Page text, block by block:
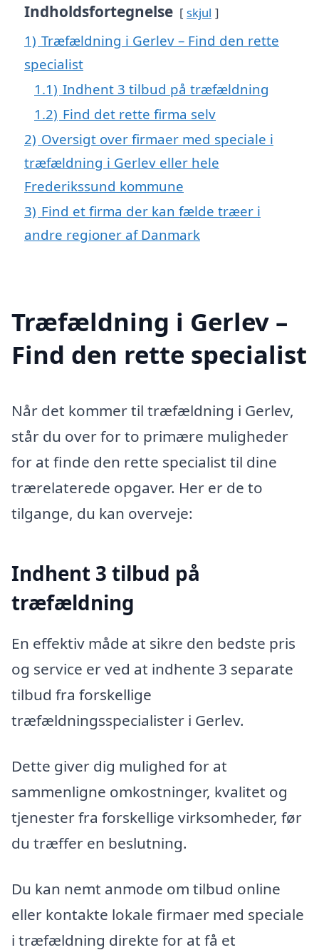
Indholdsfortegnelse skjul
1) Træfældning i Gerlev – Find den rette
specialist
1.1) Indhent 3 tilbud på træfældning
1.2) Find det rette firma selv
2) Oversigt over firmaer med speciale i
træfældning i Gerlev eller hele
Frederikssund kommune
3) Find et firma der kan fælde træer i
andre regioner af Danmark
Træfældning i Gerlev –
Find den rette specialist
Når det kommer til træfældning i Gerlev,
står du over for to primære muligheder
for at finde den rette specialist til dine
trærelaterede opgaver. Her er de to
tilgange, du kan overveje:
Indhent 3 tilbud på
træfældning
En effektiv måde at sikre den bedste pris
og service er ved at indhente 3 separate
tilbud fra forskellige
træfældningsspecialister i Gerlev.
Dette giver dig mulighed for at
sammenligne omkostninger, kvalitet og
tjenester fra forskellige virksomheder, før
du træffer en beslutning.
Du kan nemt anmode om tilbud online
eller kontakte lokale firmaer med speciale
i træfældning direkte for at få et